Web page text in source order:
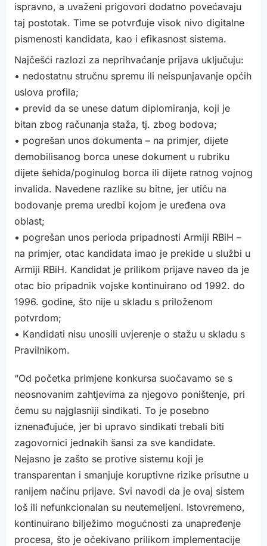
ispravno, a uvaženi prigovori dodatno povećavaju
taj postotak. Time se potvrđuje visok nivo digitalne
pismenosti kandidata, kao i efikasnost sistema.
Najčešći razlozi za neprihvaćanje prijava uključuju:
• nedostatnu stručnu spremu ili neispunjavanje općih
uslova profila;
• previd da se unese datum diplomiranja, koji je
bitan zbog računanja staža, tj. zbog bodova;
• pogrešan unos dokumenta – na primjer, dijete
demobilisanog borca unese dokument u rubriku
dijete šehida/poginulog borca ili dijete ratnog vojnog
invalida. Navedene razlike su bitne, jer utiču na
bodovanje prema uredbi kojom je uređena ova
oblast;
• pogrešan unos perioda pripadnosti Armiji RBiH –
na primjer, otac kandidata imao je prekide u službi u
Armiji RBiH. Kandidat je prilikom prijave naveo da je
otac bio pripadnik vojske kontinuirano od 1992. do
1996. godine, što nije u skladu s priloženom
potvrdom;
• Kandidati nisu unosili uvjerenje o stažu u skladu s
Pravilnikom.
“Od početka primjene konkursa suočavamo se s
neosnovanim zahtjevima za njegovo poništenje, pri
čemu su najglasniji sindikati. To je posebno
iznenađujuće, jer bi upravo sindikati trebali biti
zagovornici jednakih šansi za sve kandidate.
Nejasno je zašto se protive sistemu koji je
transparentan i smanjuje koruptivne rizike prisutne u
ranijem načinu prijave. Svi navodi da je ovaj sistem
loš ili nefunkcionalan su neutemeljeni. Istovremeno,
kontinuirano bilježimo mogućnosti za unapređenje
procesa, što je očekivano prilikom implementacije